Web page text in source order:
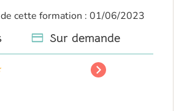
cette formation : 01/06/2023
Sur demande